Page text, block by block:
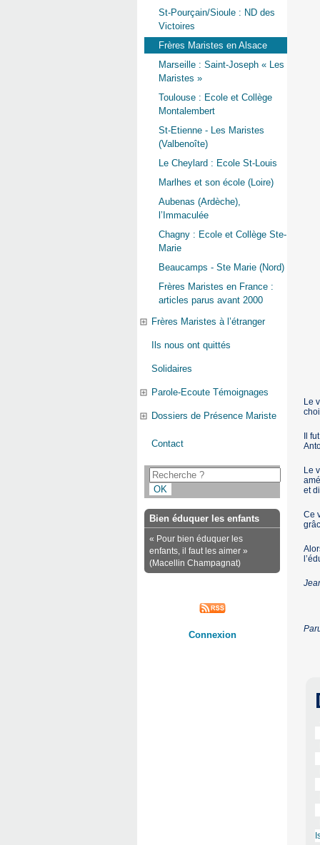
Le
Il
Le
et
Ce
St-Pourçain/Sioule : ND des
Victoires
Frères Maristes en Alsace
Marseille : Saint-Joseph « Les
Maristes »
Toulouse : Ecole et Collège
Montalembert
St-Etienne - Les Maristes
(Valbenoîte)
Le Cheylard : Ecole St-Louis
Marlhes et son école (Loire)
Aubenas (Ardèche),
l’Immaculée
Chagny : Ecole et Collège Ste-
Marie
Beaucamps - Ste Marie (Nord)
Frères Maristes en France :
articles parus avant 2000
Frères Maristes à l’étranger
Ils nous ont quittés
Solidaires
Parole-Ecoute Témoignages
Dossiers de Présence Mariste
Contact
Bien éduquer les enfants
« Pour bien éduquer les
enfants, il faut les aimer »
(Macellin Champagnat)
Connexion